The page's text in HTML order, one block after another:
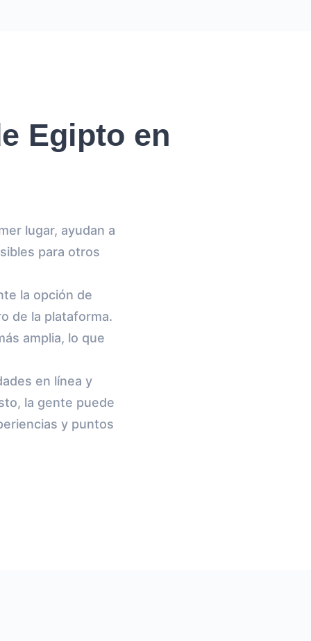
Egipto en
lugar, ayudan a
para otros
la opción de
de la plataforma.
amplia, lo que
en línea y
la gente puede
y puntos